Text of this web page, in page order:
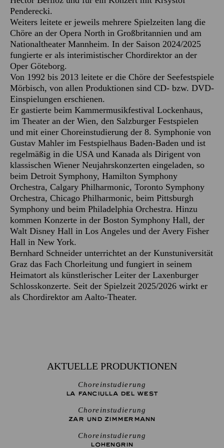
Penderecki.
Weiters leitete er jeweils mehrere Spielzeiten lang die
Chöre an der Opera North in Großbritannien und am
Nationaltheater Mannheim. In der Saison 2024/2025
fungierte er als interimistischer Chordirektor an der
Oper Göteborg.
Von 1992 bis 2013 leitete er die Chöre der Seefestspiele
Mörbisch, von allen Produktionen sind CD- bzw. DVD-
Einspielungen erschienen.
Er gastierte beim Kammermusikfestival Lockenhaus,
im Theater an der Wien, den Salzburger Festspielen
und mit einer Choreinstudierung der 8. Symphonie von
Gustav Mahler im Festspielhaus Baden-Baden und ist
regelmäßig in die USA und Kanada als Dirigent von
klassischen Wiener Neujahrskonzerten eingeladen, so
beim Detroit Symphony, Hamilton Symphony
Orchestra, Calgary Philharmonic, Toronto Symphony
Orchestra, Chicago Philharmonic, beim Pittsburgh
Symphony und beim Philadelphia Orchestra. Hinzu
kommen Konzerte in der Boston Symphony Hall, der
Walt Disney Hall in Los Angeles und der Avery Fisher
Hall in New York.
Bernhard Schneider unterrichtet an der Kunstuniversität
Graz das Fach Chorleitung und fungiert in seinem
Heimatort als künstlerischer Leiter der Laxenburger
Schlosskonzerte. Seit der Spielzeit 2025/2026 wirkt er
als Chordirektor am Aalto-Theater.
AKTUELLE PRODUKTIONEN
Choreinstudierung
LA FANCIULLA DEL WEST
Choreinstudierung
ZAR UND ZIMMERMANN
Choreinstudierung
LOHENGRIN